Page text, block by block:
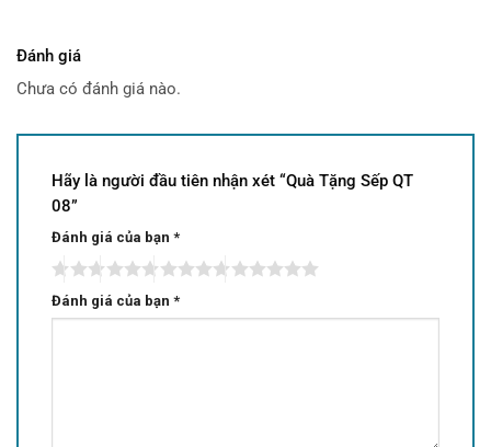
Đánh giá
Chưa có đánh giá nào.
Hãy là người đầu tiên nhận xét “Quà Tặng Sếp QT
08”
Đánh giá của bạn *
Đánh giá của bạn *